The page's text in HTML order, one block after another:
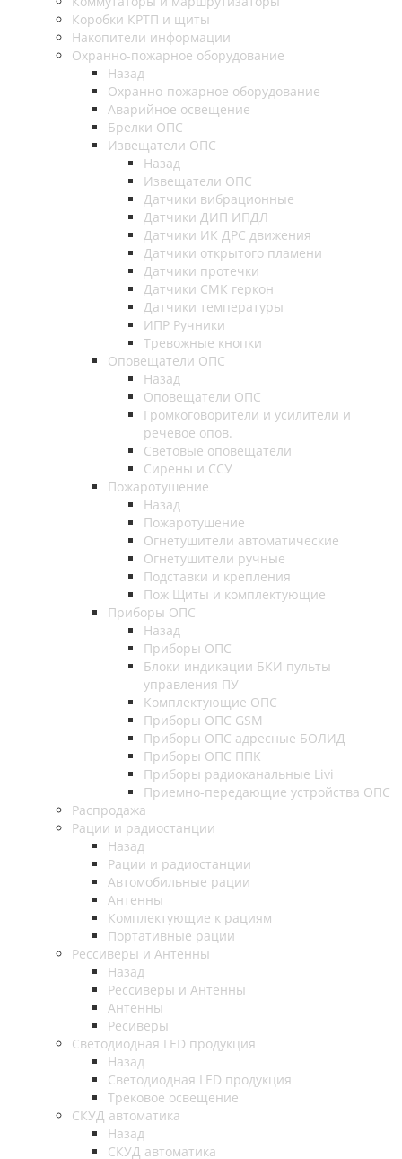
Коробки КРТП и щиты
Накопители информации
Охранно-пожарное оборудование
Назад
Охранно-пожарное оборудование
Аварийное освещение
Брелки ОПС
Извещатели ОПС
Назад
Извещатели ОПС
Датчики вибрационные
Датчики ДИП ИПДЛ
Датчики ИК ДРС движения
Датчики открытого пламени
Датчики протечки
Датчики СМК геркон
Датчики температуры
ИПР Ручники
Тревожные кнопки
Оповещатели ОПС
Назад
Оповещатели ОПС
Громкоговорители и усилители и
речевое опов.
Световые оповещатели
Сирены и ССУ
Пожаротушение
Назад
Пожаротушение
Огнетушители автоматические
Огнетушители ручные
Подставки и крепления
Пож Щиты и комплектующие
Приборы ОПС
Назад
Приборы ОПС
Блоки индикации БКИ пульты
управления ПУ
Комплектующие ОПС
Приборы ОПС GSM
Приборы ОПС адресные БОЛИД
Приборы ОПС ППК
Приборы радиоканальные Livi
Приемно-передающие устройства ОПС
Распродажа
Рации и радиостанции
Назад
Рации и радиостанции
Автомобильные рации
Антенны
Комплектующие к рациям
Портативные рации
Рессиверы и Антенны
Назад
Рессиверы и Антенны
Антенны
Ресиверы
Светодиодная LED продукция
Назад
Светодиодная LED продукция
Трековое освещение
СКУД автоматика
Назад
СКУД автоматика